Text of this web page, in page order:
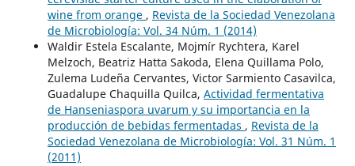
wine from orange , Revista de la Sociedad Venezolana
de Microbiología: Vol. 34 Núm. 1 (2014)
Waldir Estela Escalante, Mojmír Rychtera, Karel
Melzoch, Beatriz Hatta Sakoda, Elena Quillama Polo,
Zulema Ludeña Cervantes, Victor Sarmiento Casavilca,
Guadalupe Chaquilla Quilca, Actividad fermentativa
de Hanseniaspora uvarum y su importancia en la
producción de bebidas fermentadas , Revista de la
Sociedad Venezolana de Microbiología: Vol. 31 Núm. 1
(2011)